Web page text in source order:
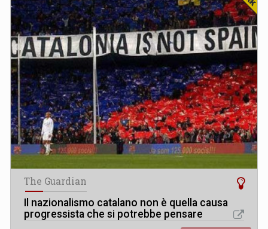
The Guardian
Il nazionalismo catalano non è quella causa
progressista che si potrebbe pensare